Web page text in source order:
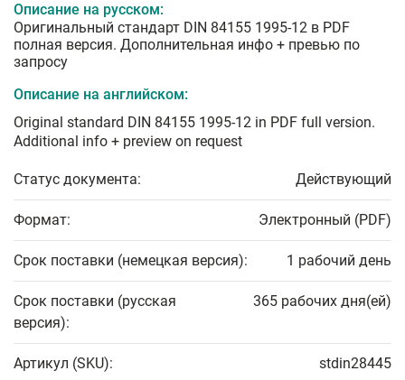
Описание на русском:
Оригинальный стандарт DIN 84155 1995-12 в PDF
полная версия. Дополнительная инфо + превью по
запросу
Описание на английском:
Original standard DIN 84155 1995-12 in PDF full version.
Additional info + preview on request
Статус документа: Действующий
Формат: Электронный (PDF)
Срок поставки (немецкая версия): 1 рабочий день
Срок поставки (русская
версия):
365 рабочих дня(ей)
Артикул (SKU): stdin28445